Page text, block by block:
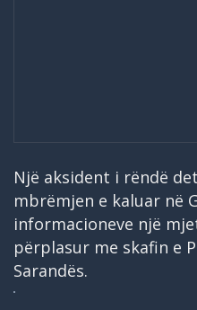
Një aksident i rëndë
mbrëmjen e kaluar në
informacioneve një
përplasur me skafin e
Sarandës.